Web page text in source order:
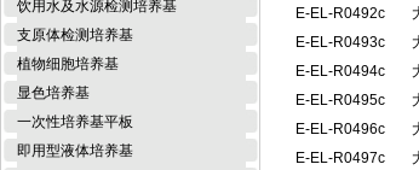
饮用水及水源检测培养基
支原体检测培养基
植物细胞培养基
显色培养基
一次性培养基平板
即用型液体培养基
E-EL-R0492c
E-EL-R0493c
E-EL-R0494c
E-EL-R0495c
E-EL-R0496c
E-EL-R0497c